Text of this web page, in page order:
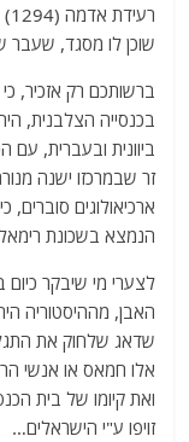
שוכן לו מסגד, שעבר
ברשותכם רק אזכיר,
בכנסייה הצלבנית,
ביוונית ובעברית,
זר שבמרכזו ישנה
ארכיאולוגים
הנמצא בשכונת
לצערי מי שיבקר
האבן, מההיסטוריה
שדאג שלחוק את
אלו חמאס או אנשי
ואת קיומו של בית
זויפו ע"י הישראלים…